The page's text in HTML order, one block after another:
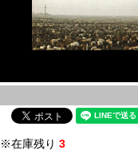
※在庫残り 3